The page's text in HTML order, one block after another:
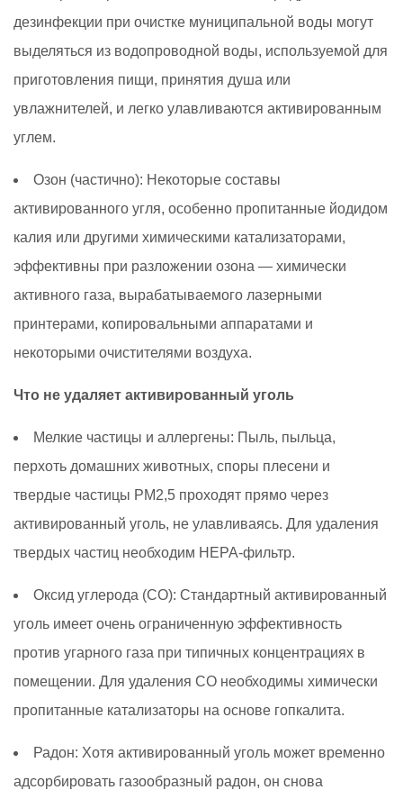
дезинфекции при очистке муниципальной воды могут
выделяться из водопроводной воды, используемой для
приготовления пищи, принятия душа или
увлажнителей, и легко улавливаются активированным
углем.
Озон (частично): Некоторые составы
активированного угля, особенно пропитанные йодидом
калия или другими химическими катализаторами,
эффективны при разложении озона — химически
активного газа, вырабатываемого лазерными
принтерами, копировальными аппаратами и
некоторыми очистителями воздуха.
Что не удаляет активированный уголь
Мелкие частицы и аллергены: Пыль, пыльца,
перхоть домашних животных, споры плесени и
твердые частицы PM2,5 проходят прямо через
активированный уголь, не улавливаясь. Для удаления
твердых частиц необходим HEPA-фильтр.
Оксид углерода (CO): Стандартный активированный
уголь имеет очень ограниченную эффективность
против угарного газа при типичных концентрациях в
помещении. Для удаления CO необходимы химически
пропитанные катализаторы на основе гопкалита.
Радон: Хотя активированный уголь может временно
адсорбировать газообразный радон, он снова